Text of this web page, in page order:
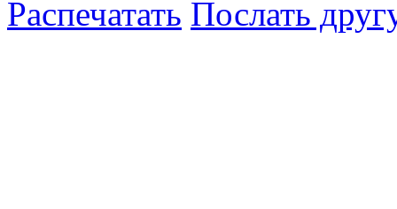
Распечатать Послать